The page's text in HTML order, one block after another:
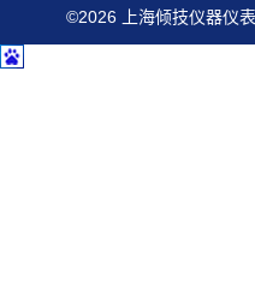
©2026 上海倾技仪器仪